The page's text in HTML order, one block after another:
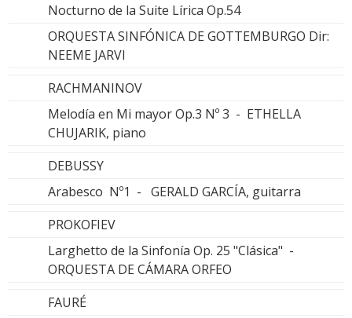
Nocturno de la Suite Lírica Op.54
ORQUESTA SINFÓNICA DE GOTTEMBURGO Dir:
NEEME JARVI
RACHMANINOV
Melodía en Mi mayor Op.3 Nº 3 - ETHELLA
CHUJARIK, piano
DEBUSSY
Arabesco Nº1 - GERALD GARCÍA, guitarra
PROKOFIEV
Larghetto de la Sinfonía Op. 25 "Clásica" -
ORQUESTA DE CÁMARA ORFEO
FAURÉ